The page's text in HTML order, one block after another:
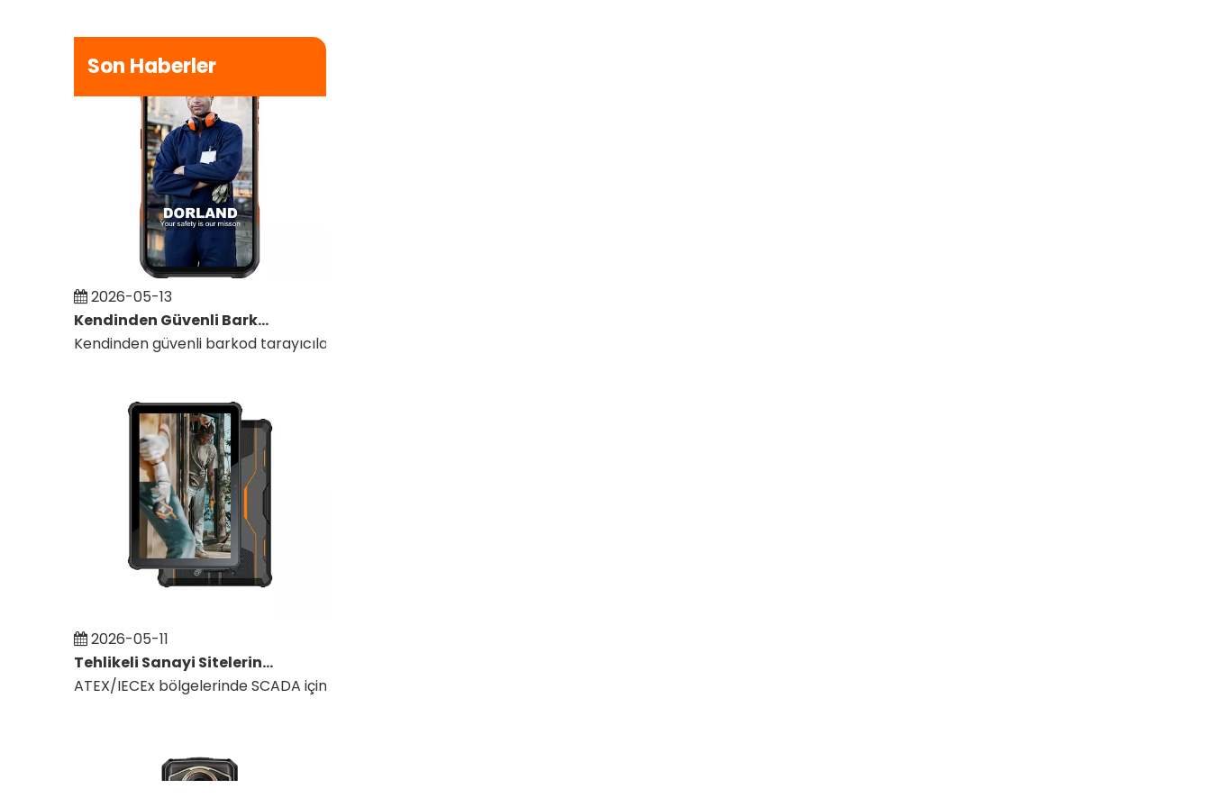
Son Haberler
2026-05-13
Kendinden güvenli barkod tarayıcılarla tehlikeli alan bakımını optimize edin. ATEX/IECEx uyumluluğunu sağlayın ve manuel veri girişi hatalarını ortadan kaldırın.
ATEX/IECEx bölgelerinde SCADA için kendinden güvenli en iyi tableti seçin. Tehlikeli ortamlar için güvenlik, işletim sistemi ve donanım kriterlerini öğrenin.